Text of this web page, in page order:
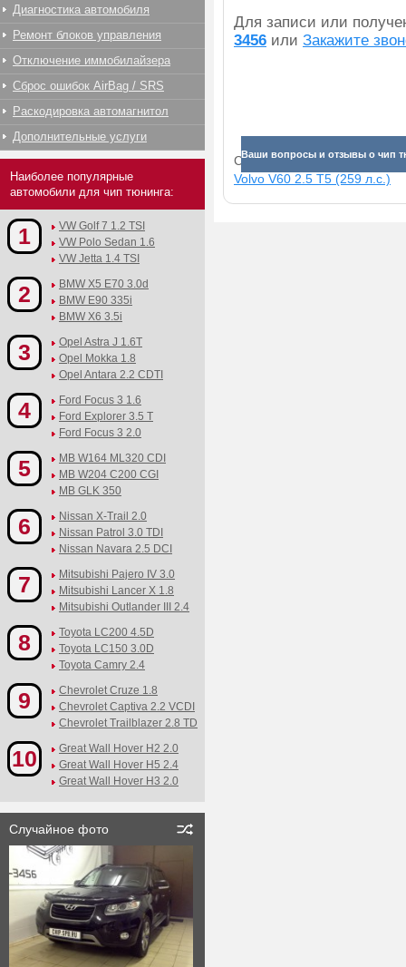
Для записи или
3456 или Закажите
Ваши вопросы и отзывы о чип
Смотрите прибавки для
Volvo V60 2.5 T5 (259 л.с.)
Диагностика автомобиля
Ремонт блоков управления
Отключение иммобилайзера
Сброс ошибок AirBag / SRS
Раскодировка автомагнитол
Дополнительные услуги
Наиболее популярные
автомобили для чип тюнинга:
1
VW Golf 7 1.2 TSI
VW Polo Sedan 1.6
VW Jetta 1.4 TSI
2
BMW X5 E70 3.0d
BMW E90 335i
BMW X6 3.5i
3
Opel Astra J 1.6T
Opel Mokka 1.8
Opel Antara 2.2 CDTI
4
Ford Focus 3 1.6
Ford Explorer 3.5 T
Ford Focus 3 2.0
5
MB W164 ML320 CDI
MB W204 C200 CGI
MB GLK 350
6
Nissan X-Trail 2.0
Nissan Patrol 3.0 TDI
Nissan Navara 2.5 DCI
7
Mitsubishi Pajero IV 3.0
Mitsubishi Lancer X 1.8
Mitsubishi Outlander III 2.4
8
Toyota LC200 4.5D
Toyota LC150 3.0D
Toyota Camry 2.4
9
Chevrolet Cruze 1.8
Chevrolet Captiva 2.2 VCDI
Chevrolet Trailblazer 2.8 TD
10
Great Wall Hover H2 2.0
Great Wall Hover H5 2.4
Great Wall Hover H3 2.0
Случайное фото